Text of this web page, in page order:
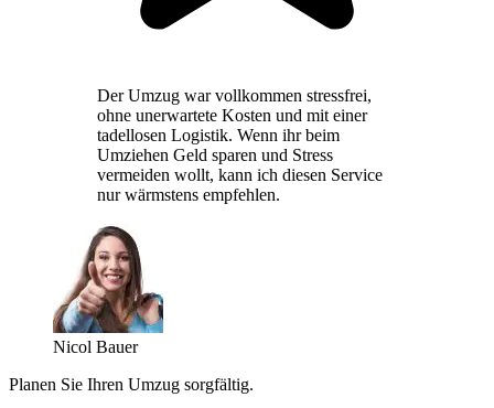
Der Umzug war vollkommen stressfrei,
ohne unerwartete Kosten und mit einer
tadellosen Logistik. Wenn ihr beim
Umziehen Geld sparen und Stress
vermeiden wollt, kann ich diesen Service
nur wärmstens empfehlen.
Nicol Bauer
Planen Sie Ihren Umzug sorgfältig.